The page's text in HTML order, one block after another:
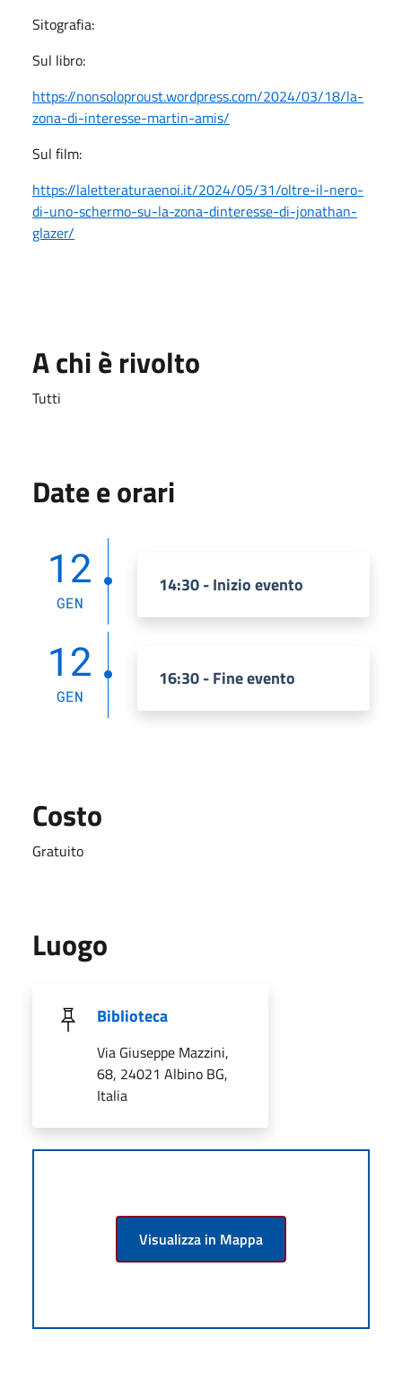
Sitografia:
Sul libro:
https://nonsoloproust.wordpress.com/2024/03/18/la-
zona-di-interesse-martin-amis/
Sul film:
https://laletteraturaenoi.it/2024/05/31/oltre-il-nero-
di-uno-schermo-su-la-zona-dinteresse-di-jonathan-
glazer/
A chi è rivolto
Tutti
Date e orari
12
GEN
14:30 - Inizio evento
12
GEN
16:30 - Fine evento
Costo
Gratuito
Luogo
Biblioteca
Via Giuseppe Mazzini,
68, 24021 Albino BG,
Italia
Visualizza in Mappa